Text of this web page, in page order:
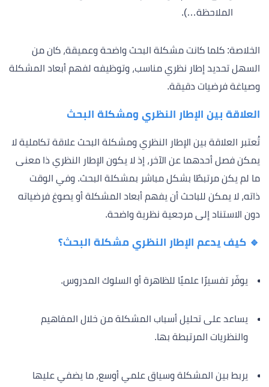
الملاحظة…).
الخلاصة: كلما كانت مشكلة البحث واضحة وعميقة، كان من
السهل تحديد إطار نظري مناسب، وتوظيفه لفهم أبعاد المشكلة
وصياغة فرضيات دقيقة.
العلاقة بين الإطار النظري ومشكلة البحث
تُعتبر العلاقة بين الإطار النظري ومشكلة البحث علاقة تكاملية لا
يمكن فصل أحدهما عن الآخر، إذ لا يكون الإطار النظري ذا معنى
ما لم يكن مرتبطًا بشكل مباشر بمشكلة البحث. وفي الوقت
ذاته، لا يمكن للباحث أن يفهم أبعاد المشكلة أو يصوغ فرضياته
دون الاستناد إلى مرجعية نظرية واضحة.
🔹 كيف يدعم الإطار النظري مشكلة البحث؟
يوفّر تفسيرًا علميًا للظاهرة أو السلوك المدروس.
يساعد على تحليل أسباب المشكلة من خلال المفاهيم
والنظريات المرتبطة بها.
يربط بين المشكلة وسياق علمي أوسع، ما يضفي عليها